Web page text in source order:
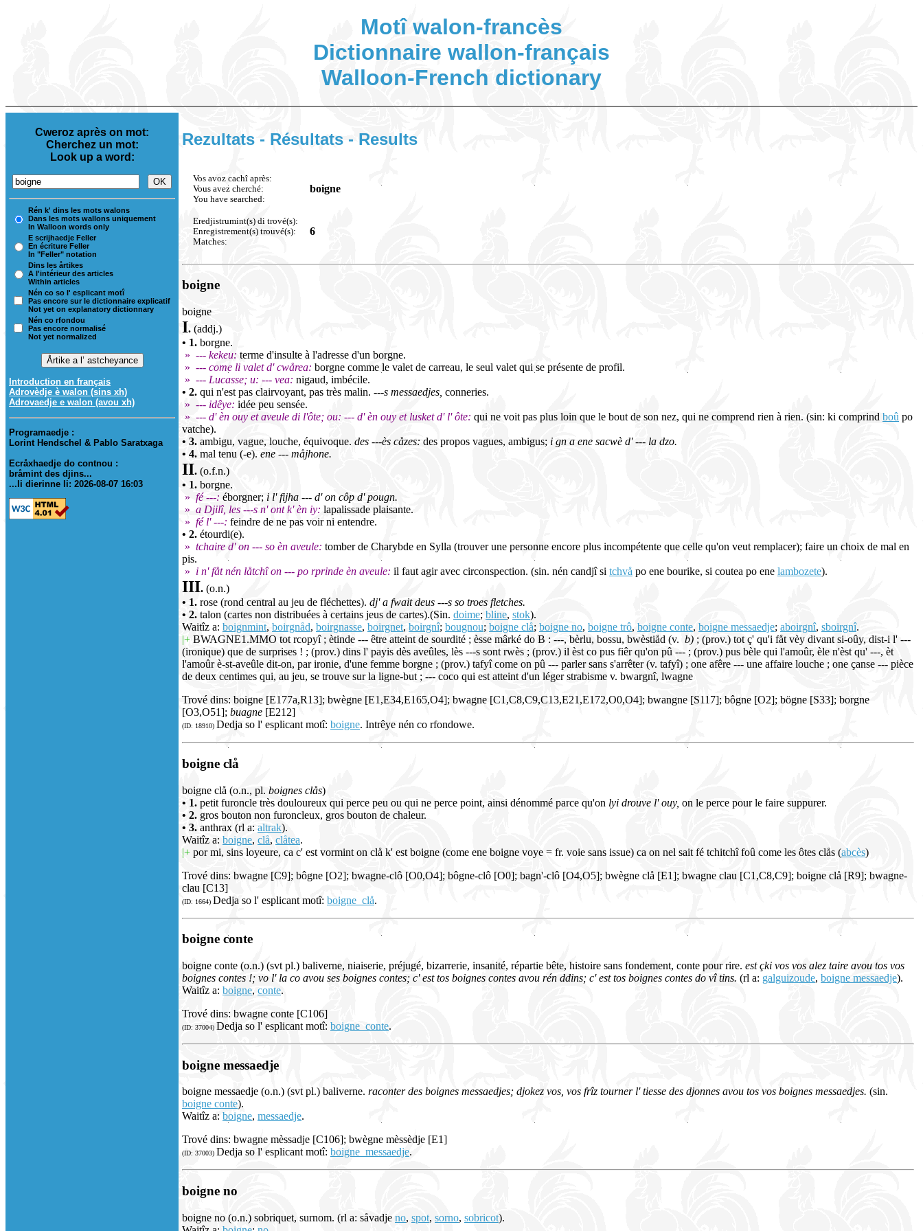
Motî walon-francès
Dictionnaire wallon-français
Walloon-French dictionary
Cweroz après on mot:
Cherchez un mot:
Look up a word:
Rén k' dins les mots walons
Dans les mots wallons uniquement
In Walloon words only
E scrijhaedje Feller
En écriture Feller
In "Feller" notation
Dins les årtikes
A l'intérieur des articles
Within articles
Nén co so l' esplicant motî
Pas encore sur le dictionnaire explicatif
Not yet on explanatory dictionnary
Nén co rfondou
Pas encore normalisé
Not yet normalized
Introduction en français
Adrovèdje è walon (sins xh)
Adrovaedje e walon (avou xh)
Programaedje :
Lorint Hendschel & Pablo Saratxaga
Ecråxhaedje do contnou :
bråmint des djins...
...li dierinne li: 2026-08-07 16:03
Rezultats - Résultats - Results
Vos avoz cachî après:
Vous avez cherché:
You have searched:
boigne
Eredjistrumint(s) di trové(s):
Enregistrement(s) trouvé(s):
Matches:
6
boigne
boigne
I. (addj.)
• 1. borgne.
» --- kekeu: terme d'insulte à l'adresse d'un borgne.
» --- come li valet d' cwårea: borgne comme le valet de carreau, le seul valet qui se présente de profil.
» --- Lucasse; u: --- vea: nigaud, imbécile.
• 2. qui n'est pas clairvoyant, pas très malin. ---s messaedjes, conneries.
» --- idêye: idée peu sensée.
» --- d' èn ouy et aveule di l'ôte; ou: --- d' èn ouy et lusket d' l' ôte: qui ne voit pas plus loin que le bout de son nez, qui ne comprend rien à rien. (sin: ki comprind boû po
vatche).
• 3. ambigu, vague, louche, équivoque. des ---ès cåzes: des propos vagues, ambigus; i gn a ene sacwè d' --- la dzo.
• 4. mal tenu (-e). ene --- måjhone.
II. (o.f.n.)
• 1. borgne.
» fé ---: éborgner; i l' fijha --- d' on côp d' pougn.
» a Djilî, les ---s n' ont k' èn iy: lapalissade plaisante.
» fé l' ---: feindre de ne pas voir ni entendre.
• 2. étourdi(e).
» tchaire d' on --- so èn aveule: tomber de Charybde en Sylla (trouver une personne encore plus incompétente que celle qu'on veut remplacer); faire un choix de mal en
pis.
» i n' fåt nén låtchî on --- po rprinde èn aveule: il faut agir avec circonspection. (sin. nén candjî si tchvå po ene bourike, si coutea po ene lambozete).
III. (o.n.)
• 1. rose (rond central au jeu de fléchettes). dj' a fwait deus ---s so troes fletches.
• 2. talon (cartes non distribuées à certains jeus de cartes).(Sin. doime; bline, stok).
Waitîz a: boignmint, boirgnåd, boirgnasse, boirgnet, boirgnî; bougnou; boigne clå; boigne no, boigne trô, boigne conte, boigne messaedje; aboirgnî, sboirgnî.
|+ BWAGNE1.MMO tot rcopyî ; ètinde --- être atteint de sourdité ; èsse mârké do B : ---, bèrlu, bossu, bwèstiåd (v. b) ; (prov.) tot ç' qu'i fåt vèy divant si-oûy, dist-i l' ---
(ironique) que de surprises ! ; (prov.) dins l' payis dès aveûles, lès ---s sont rwès ; (prov.) il èst co pus fiêr qu'on pû --- ; (prov.) pus bèle qui l'amoûr, èle n'èst qu' ---, èt
l'amoûr è-st-aveûle dit-on, par ironie, d'une femme borgne ; (prov.) tafyî come on pû --- parler sans s'arrêter (v. tafyî) ; one afêre --- une affaire louche ; one çanse --- pièce
de deux centimes qui, au jeu, se trouve sur la ligne-but ; --- coco qui est atteint d'un léger strabisme v. bwargnî, lwagne
Trové dins: boigne [E177a,R13]; bwègne [E1,E34,E165,O4]; bwagne [C1,C8,C9,C13,E21,E172,O0,O4]; bwangne [S117]; bôgne [O2]; bögne [S33]; borgne
[O3,O51]; buagne [E212]
(ID: 18910) Dedja so l' esplicant motî: boigne. Intrêye nén co rfondowe.
boigne clå
boigne clå (o.n., pl. boignes clås)
• 1. petit furoncle très douloureux qui perce peu ou qui ne perce point, ainsi dénommé parce qu'on lyi drouve l' ouy, on le perce pour le faire suppurer.
• 2. gros bouton non furoncleux, gros bouton de chaleur.
• 3. anthrax (rl a: altrak).
Waitîz a: boigne, clå, clåtea.
|+ por mi, sins loyeure, ca c' est vormint on clå k' est boigne (come ene boigne voye = fr. voie sans issue) ca on nel sait fé tchitchî foû come les ôtes clås (abcès)
Trové dins: bwagne [C9]; bôgne [O2]; bwagne-clô [O0,O4]; bôgne-clô [O0]; bagn'-clô [O4,O5]; bwègne clå [E1]; bwagne clau [C1,C8,C9]; boigne clå [R9]; bwagne-
clau [C13]
(ID: 1664) Dedja so l' esplicant motî: boigne_clå.
boigne conte
boigne conte (o.n.) (svt pl.) baliverne, niaiserie, préjugé, bizarrerie, insanité, répartie bête, histoire sans fondement, conte pour rire. est çki vos vos alez taire avou tos vos
boignes contes !; vo l' la co avou ses boignes contes; c' est tos boignes contes avou rén ddins; c' est tos boignes contes do vî tins. (rl a: galguizoude, boigne messaedje).
Waitîz a: boigne, conte.
Trové dins: bwagne conte [C106]
(ID: 37004) Dedja so l' esplicant motî: boigne_conte.
boigne messaedje
boigne messaedje (o.n.) (svt pl.) baliverne. raconter des boignes messaedjes; djokez vos, vos frîz tourner l' tiesse des djonnes avou tos vos boignes messaedjes. (sin.
boigne conte).
Waitîz a: boigne, messaedje.
Trové dins: bwagne mèssadje [C106]; bwègne mèssèdje [E1]
(ID: 37003) Dedja so l' esplicant motî: boigne_messaedje.
boigne no
boigne no (o.n.) sobriquet, surnom. (rl a: såvadje no, spot, sorno, sobricot).